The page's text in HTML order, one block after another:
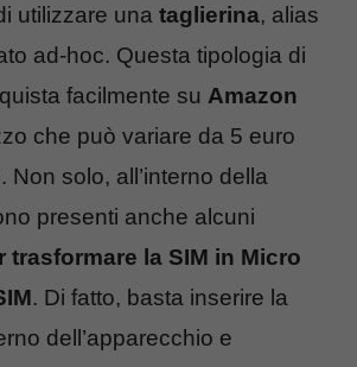
utilizzare una taglierina, alias
ad-hoc. Questa tipologia di
facilmente su Amazon
che può variare da 5 euro
Non solo, all’interno della
presenti anche alcuni
trasformare la SIM in Micro
. Di fatto, basta inserire la
dell’apparecchio e